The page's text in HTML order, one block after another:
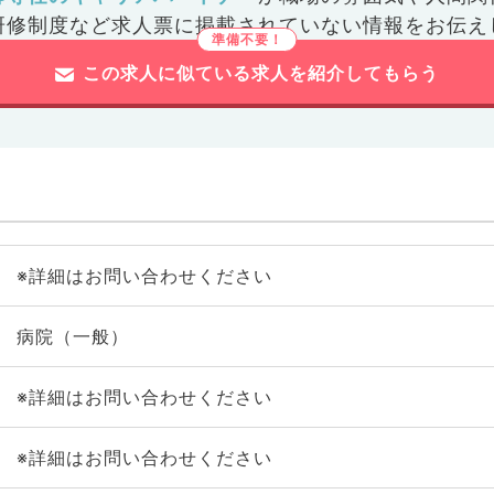
修制度など求人票に掲載されていない情報をお伝え
この求人に似ている求人を紹介してもらう
※詳細はお問い合わせください
病院（一般）
※詳細はお問い合わせください
※詳細はお問い合わせください